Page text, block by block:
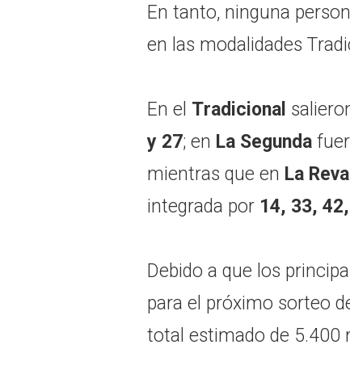
En tanto, ninguna
en las modalidades
En el Tradicional
y 27; en La Segunda
mientras que en La
integrada por 14, 33,
Debido a que los
para el próximo sorteo
total estimado de 5.400